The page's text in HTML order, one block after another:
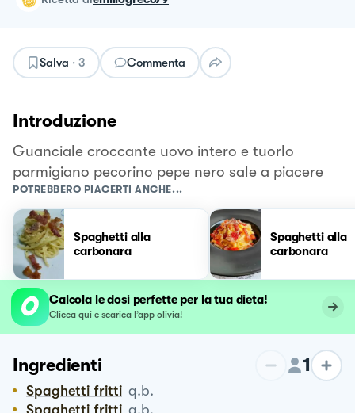
Salva · 3 Commenta
Introduzione
Guanciale croccante uovo intero e tuorlo
parmigiano pecorino pepe nero sale a piacere
POTREBBERO PIACERTI ANCHE...
Spaghetti alla
carbonara
Spaghetti alla
carbonara
Calcola le dosi perfette per la tua dieta!
Clicca qui e scarica l’app olivia!
Ingredienti 1
Spaghetti fritti q.b.
Spaghetti fritti q.b.